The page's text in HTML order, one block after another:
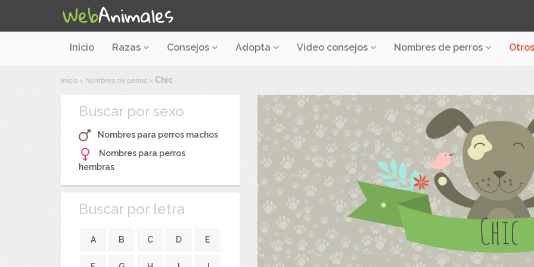
Inicio Razas Consejos Adopta Video consejos Nombres de perros
Inicio > Nombres de perros > Chic
Buscar por sexo
Nombres para perros machos
Nombres para perros
hembras
Buscar por letra
A B C D E Chic